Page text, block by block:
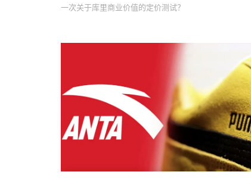
一次关于库里商业价值的定价测试？